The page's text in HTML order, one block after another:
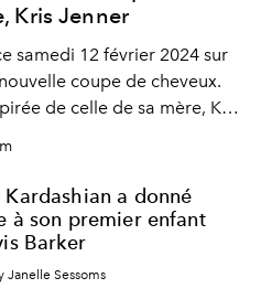
Kris Jenner
samedi 12 février 2024 sur
coupe de cheveux.
de celle de sa mère, Kris
Kardashian a donné
à son premier enfant
Barker
Janelle Sessoms